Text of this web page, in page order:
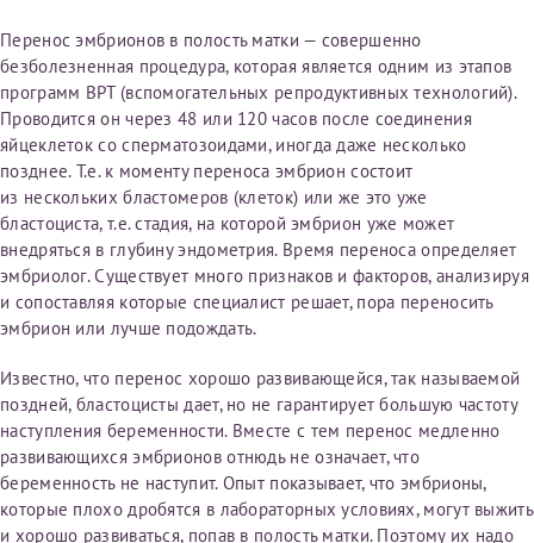
Перенос эмбрионов в полость матки — совершенно
безболезненная процедура, которая является одним из этапов
программ ВРТ (вспомогательных репродуктивных технологий).
Проводится он через 48 или 120 часов после соединения
яйцеклеток со сперматозоидами, иногда даже несколько
позднее. Т.е. к моменту переноса эмбрион состоит
из нескольких бластомеров (клеток) или же это уже
бластоциста, т.е. стадия, на которой эмбрион уже может
внедряться в глубину эндометрия. Время переноса определяет
эмбриолог. Существует много признаков и факторов, анализируя
и сопоставляя которые специалист решает, пора переносить
эмбрион или лучше подождать.
Известно, что перенос хорошо развивающейся, так называемой
поздней, бластоцисты дает, но не гарантирует большую частоту
наступления беременности. Вместе с тем перенос медленно
развивающихся эмбрионов отнюдь не означает, что
беременность не наступит. Опыт показывает, что эмбрионы,
которые плохо дробятся в лабораторных условиях, могут выжить
и хорошо развиваться, попав в полость матки. Поэтому их надо
Номер телефона*
Номер медицинской карты МЦРМ
Выберите специальность врача
Или введите его имя
общую информацию и рекомендации на основе
ваших вопросов. Задайте ваш вопрос,
и мы постараемся ответить на него как можно
скорее.
Я подтверждаю, что ознакомился с уведомлением,
приведённым выше.
Далее
изменения и переоформление справки на другого
налогоплательщика не выполняются. Пожалуйста,
внимательно проверяйте все данные перед отправкой
заявки.
После отправки заявки вы получите письмо на указанную
электронную почту с подтверждением «Заявка на справку
принята ». Если письмо не поступит, пожалуйста, свяжитесь
с МЦРМ для уточнения информации.
Заявление
следующим пациентам:
Фамилия*